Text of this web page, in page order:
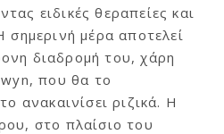
ειδικές θεραπείες και
σημερινή μέρα αποτελεί
διαδρομή του, χάρη
που θα το
ανακαινίσει ριζικά. Η
στο πλαίσιο του